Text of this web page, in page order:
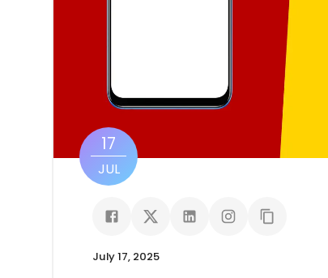
17
JUL
July 17, 2025